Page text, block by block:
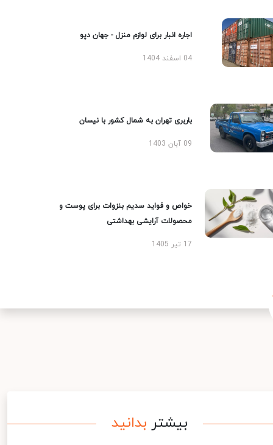
اجاره انبار برای لوازم منزل - جهان دپو
04 اسفند 1404
باربری تهران به شمال کشور با نیسان
09 آبان 1403
خواص و فواید سدیم بنزوات برای پوست و
محصولات آرایشی بهداشتی
17 تیر 1405
بیشتر بدانید